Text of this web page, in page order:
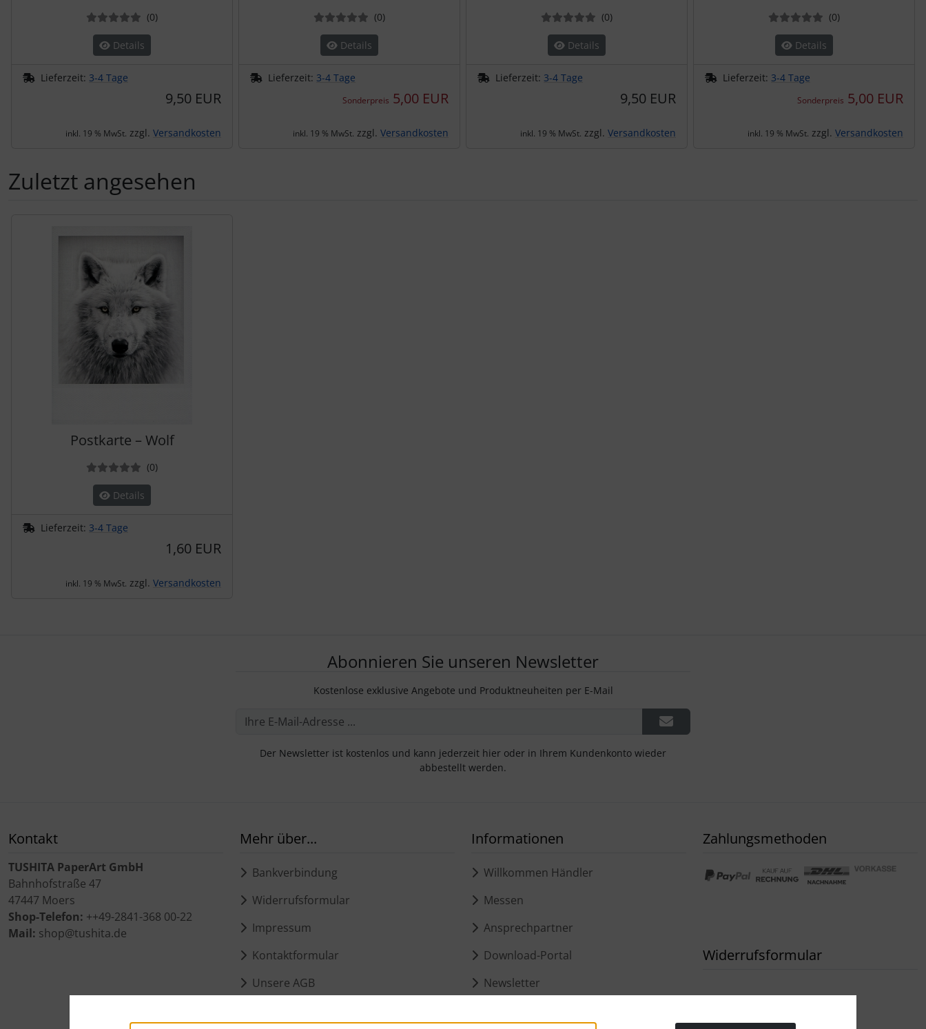
(0Bewertungen
)
Details
Lieferzeit: 3-4 Tage
9,50 EUR
inkl. 19 % MwSt. zzgl. Versandkosten
(0Bewertungen
)
Details
Lieferzeit: 3-4 Tage
Sonderpreis 5,00 EUR
inkl. 19 % MwSt. zzgl. Versandkosten
(0Bewertungen
)
Details
Lieferzeit: 3-4 Tage
9,50 EUR
inkl. 19 % MwSt. zzgl. Versandkosten
(0Bewertungen
)
Details
Lieferzeit: 3-4 Tage
Sonderpreis 5,00 EUR
inkl. 19 % MwSt. zzgl. Versandkosten
Zuletzt angesehen
Postkarte – Wolf
(0Bewertungen
)
Details
Lieferzeit: 3-4 Tage
1,60 EUR
inkl. 19 % MwSt. zzgl. Versandkosten
Abonnieren Sie unseren Newsletter
Kostenlose exklusive Angebote und Produktneuheiten per E-Mail
Der Newsletter ist kostenlos und kann jederzeit hier oder in Ihrem Kundenkonto wieder
abbestellt werden.
Kontakt
TUSHITA PaperArt GmbH
Bahnhofstraße 47
47447 Moers
Shop-Telefon: ++49-2841-368 00-22
Mail: shop@tushita.de
Mehr über...
Bankverbindung
Widerrufsformular
Impressum
Kontaktformular
Unsere AGB
Informationen
Willkommen Händler
Messen
Ansprechpartner
Download-Portal
Newsletter
Zahlungsmethoden
Widerrufsformular